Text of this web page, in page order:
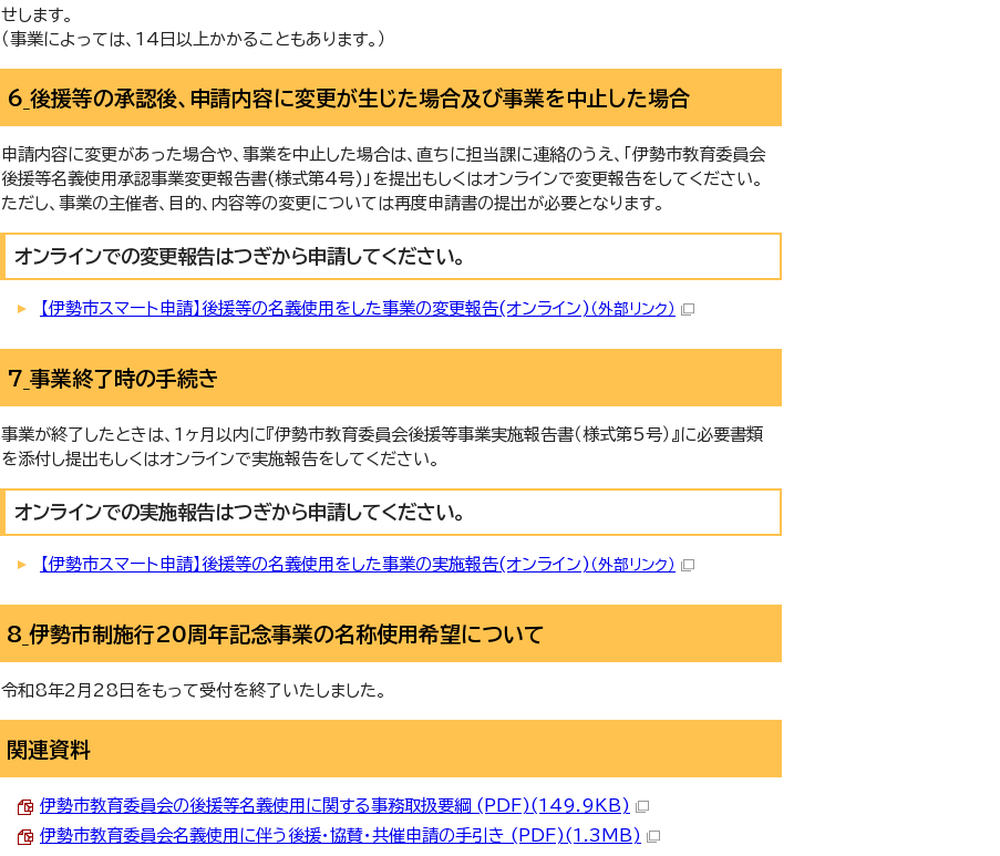
せします。
（事業によっては、14日以上かかることもあります。）
6_後援等の承認後、申請内容に変更が生じた場合及び事業を中止した場合
申請内容に変更があった場合や、事業を中止した場合は、直ちに担当課に連絡のうえ、「伊勢市教育委員会
後援等名義使用承認事業変更報告書(様式第4号)」を提出もしくはオンラインで変更報告をしてください。
ただし、事業の主催者、目的、内容等の変更については再度申請書の提出が必要となります。
オンラインでの変更報告はつぎから申請してください。
【伊勢市スマート申請】後援等の名義使用をした事業の変更報告(オンライン) （外部リンク）
7_事業終了時の手続き
事業が終了したときは、1ヶ月以内に『伊勢市教育委員会後援等事業実施報告書（様式第5号）』に必要書類
を添付し提出もしくはオンラインで実施報告をしてください。
オンラインでの実施報告はつぎから申請してください。
【伊勢市スマート申請】後援等の名義使用をした事業の実施報告(オンライン) （外部リンク）
8_伊勢市制施行20周年記念事業の名称使用希望について
令和8年2月28日をもって受付を終了いたしました。
関連資料
伊勢市教育委員会の後援等名義使用に関する事務取扱要綱 (PDF)(149.9KB)
伊勢市教育委員会名義使用に伴う後援・協賛・共催申請の手引き (PDF)(1.3MB)